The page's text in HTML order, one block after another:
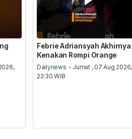
Febrie Adriansyah Akhirnya
Kenakan Rompi Orange
Dailynews - Jumat , 07 Aug 2026,
22:30 WIB